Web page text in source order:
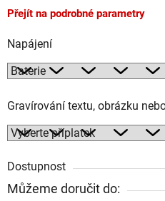
Přejít na podrobné parametry
Napájení
Gravírování textu, obrázku
Dostupnost
Můžeme doručit do: